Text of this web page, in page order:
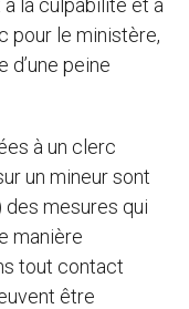
la culpabilité et à
pour le ministère,
d’une peine
à un clerc
un mineur sont
des mesures qui
manière
tout contact
être